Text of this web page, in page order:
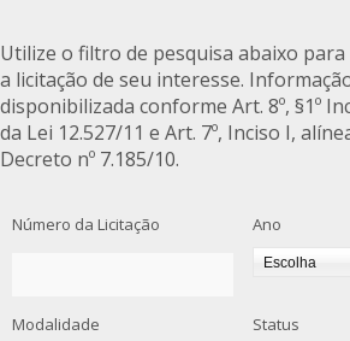
Utilize o filtro de pesquisa abaixo
a licitação de seu interesse.
disponibilizada conforme Art. 8º, §1º
da Lei 12.527/11 e Art. 7º, Inciso I,
Decreto nº 7.185/10.
Número da Licitação Ano
Modalidade Status